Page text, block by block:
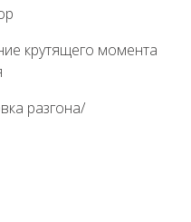
крутящего момента
разгона/